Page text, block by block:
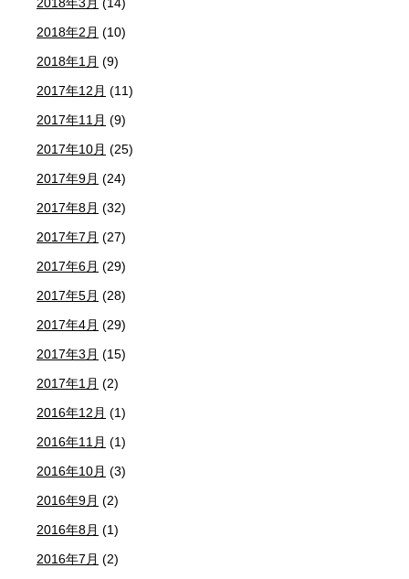
2018年2月 (10)
2018年1月 (9)
2017年12月 (11)
2017年11月 (9)
2017年10月 (25)
2017年9月 (24)
2017年8月 (32)
2017年7月 (27)
2017年6月 (29)
2017年5月 (28)
2017年4月 (29)
2017年3月 (15)
2017年1月 (2)
2016年12月 (1)
2016年11月 (1)
2016年10月 (3)
2016年9月 (2)
2016年8月 (1)
2016年7月 (2)